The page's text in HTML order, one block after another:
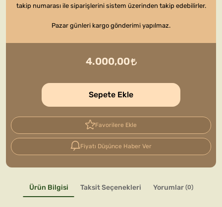
takip numarası ile siparişlerini sistem üzerinden takip edebilirler.
Pazar günleri kargo gönderimi yapılmaz.
4.000,00
Sepete Ekle
Favorilere Ekle
Fiyatı Düşünce Haber Ver
Ürün Bilgisi Taksit Seçenekleri Yorumlar (0)